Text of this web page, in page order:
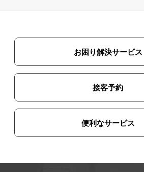
お困り解決サービス
接客予約
便利なサービス